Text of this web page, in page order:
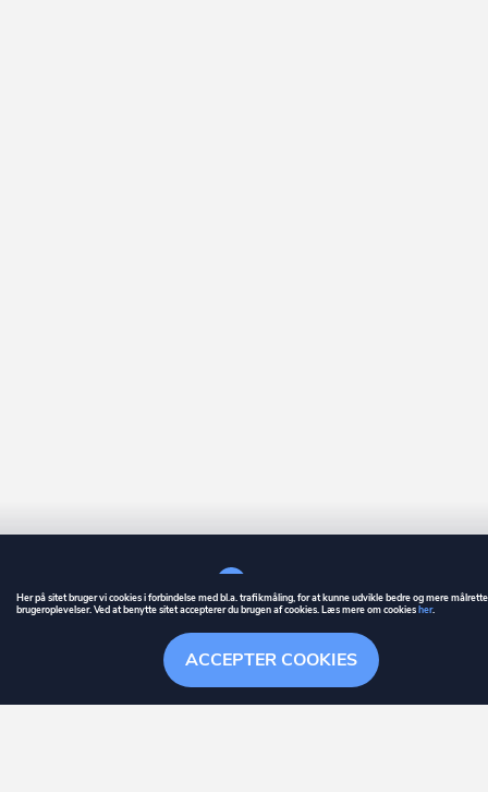
Søgehistorik Menu
er et registreret varemærke tilhørende ownr ApS – CVR nr.: 36 40 88
Stationsparken 26. 2., 2600 Glostrup, info@ownr.dk
ACCEPTER COOKIES
Her på sitet bruger vi cookies i forbindelse med bl.a. trafikmåling, for at kunne udvikle bedre og mere
brugeroplevelser. Ved at benytte sitet accepterer du brugen af cookies. Læs mere om cookiesher.